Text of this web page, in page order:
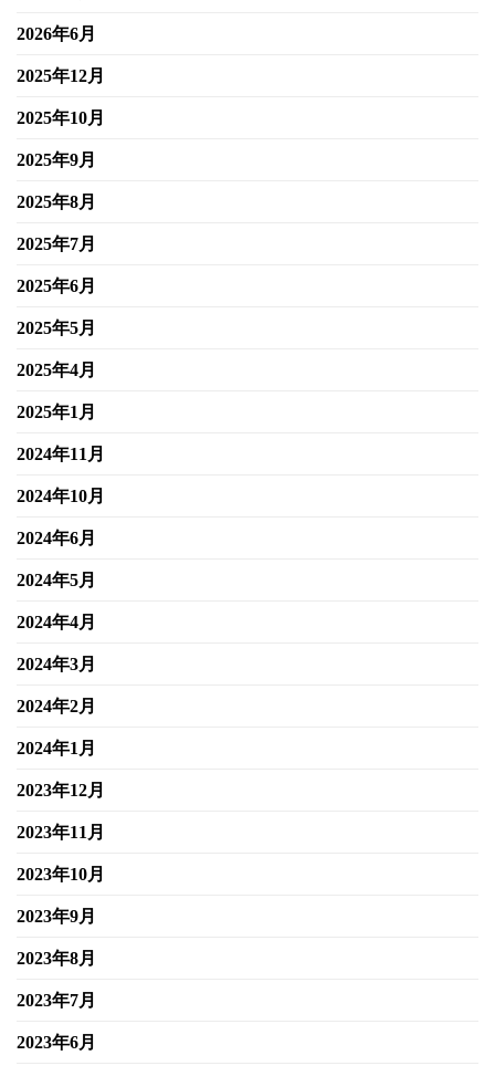
2026年6月
2025年12月
2025年10月
2025年9月
2025年8月
2025年7月
2025年6月
2025年5月
2025年4月
2025年1月
2024年11月
2024年10月
2024年6月
2024年5月
2024年4月
2024年3月
2024年2月
2024年1月
2023年12月
2023年11月
2023年10月
2023年9月
2023年8月
2023年7月
2023年6月